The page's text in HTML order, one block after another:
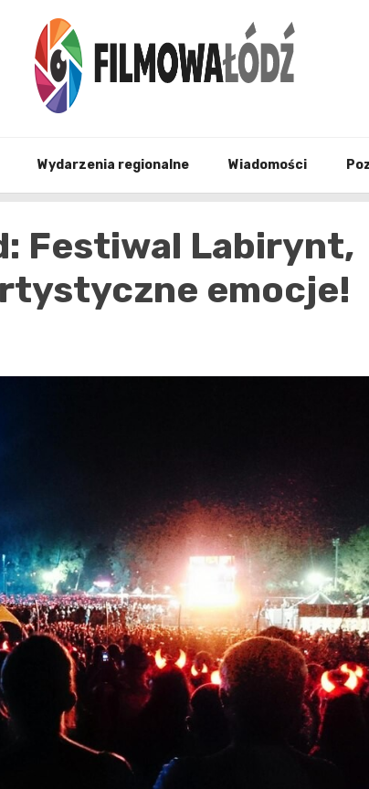
Wydarzenia regionalne Wiadomości
Festiwal Labirynt,
emocje!